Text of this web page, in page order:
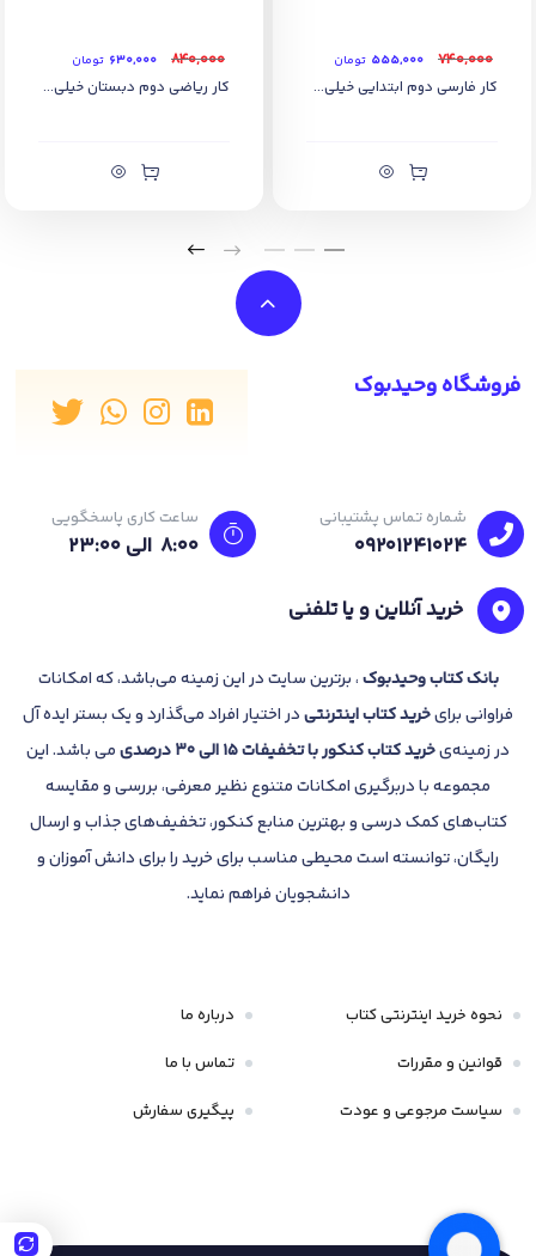
۷۴۰,۰۰۰ ۵۵۵,۰۰۰ تومان
کار فارسی دوم ابتدایی خیلی...
۸۴۰,۰۰۰ ۶۳۰,۰۰۰ تومان
کار ریاضی دوم دبستان خیلی...
فروشگاه وحیدبوک
شماره تماس پشتیبانی
09201241024
ساعت کاری پاسخگویی
8:00 الی 23:۰۰
خرید آنلاین و یا تلفنی
بانککتاب وحیدبوک، برترین سایت در این زمینه می‌باشد، که امکانات
فراوانی برایخرید کتاباینترنتیدر اختیار افراد می‌گذارد و یک بستر ایده آل
در زمینه‌یخرید کتاب کنکور با تخفیفات 15 الی 30 درصدی
می باشد. این
مجموعه با دربرگیری امکانات متنوع نظیر معرفی، بررسی و مقایسه
کتاب‌های کمک درسی و بهترین منابع کنکور، تخفیف‌های جذاب و ارسال
رایگان، توانسته است محیطی مناسب برای خرید را برای دانش آموزان و
دانشجویان فراهم نماید.
نحوه خرید اینترنتی کتاب
قوانین و مقررات
سیاست مرجوعی و عودت
درباره ما
تماس با ما
پیگیری سفارش